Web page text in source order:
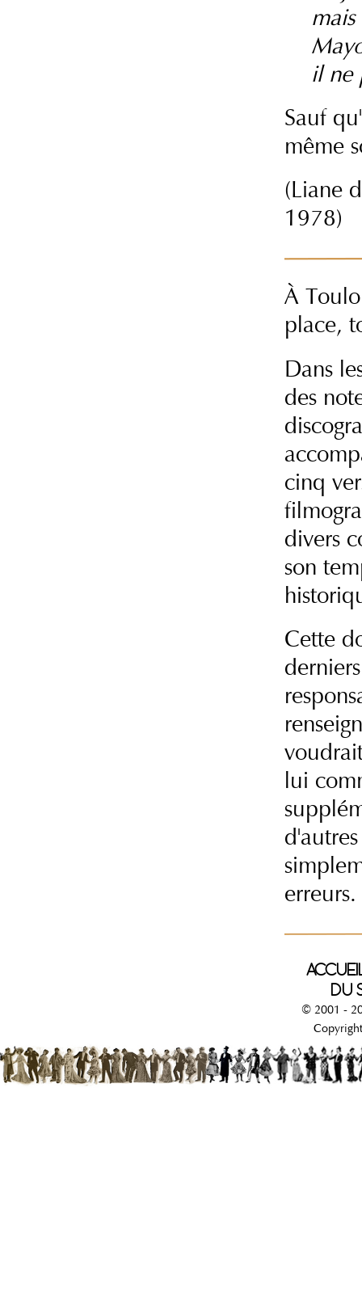
il ne
Sauf
même
(Liane
1978)
À
place,
Dans
des
cinq
divers
son
Cette
lui
erreurs.
DU
© 2001 -